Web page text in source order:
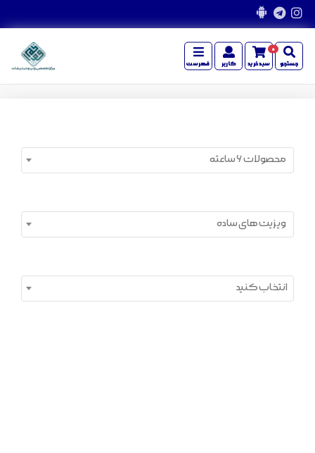
جستجو سبدخرید
0
کاربر
فهرست
محصولات 6 ساعته
ویزیت های ساده
انتخاب کنید